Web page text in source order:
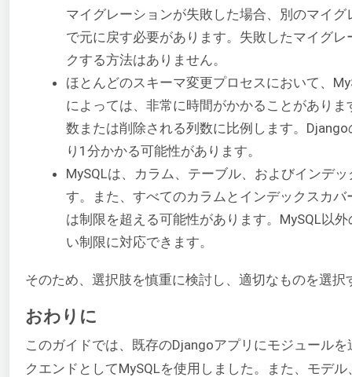
マイグレーションが失敗した場合、別のマイ
で元に戻す必要があります。失敗したマイグ
クする方法はありません。
ほとんどのスキーマ変更プロセスにおいて、
によっては、非常に時間がかかることがあり
数または削除される列数に比例します。
り1分かかる可能性があります。
MySQLは、カラム、テーブル、およびインデ
す。また、すべてのカラムとインデックスカ
は制限を超える可能性があります。MySQL以
い制限に対応できます。
そのため、選択肢を慎重に検討し、適切なものを選
おわりに
このガイドでは、既存のDjangoアプリにモジュール
クエンドとしてMySQLを使用しました。また、モデ